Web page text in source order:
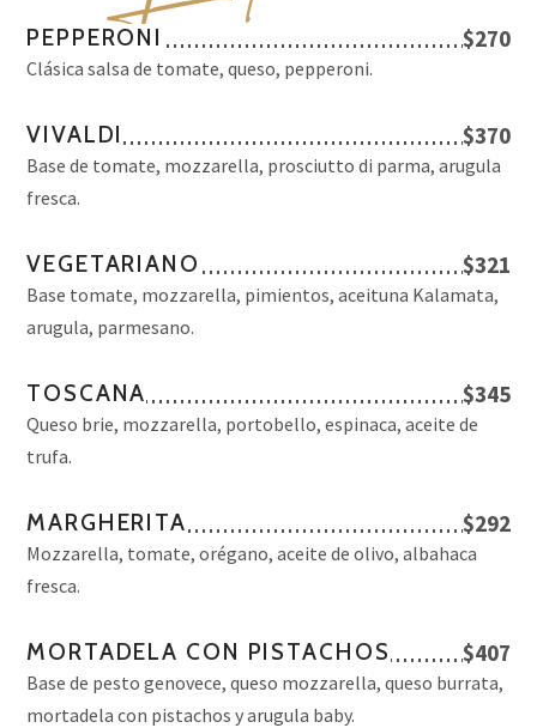
PEPPERONI
Clásica salsa de tomate, queso, pepperoni.
$270
VIVALDI
Base de tomate, mozzarella, prosciutto di parma, arugula
fresca.
$370
VEGETARIANO
Base tomate, mozzarella, pimientos, aceituna Kalamata,
arugula, parmesano.
$321
TOSCANA
Queso brie, mozzarella, portobello, espinaca, aceite de
trufa.
$345
MARGHERITA
Mozzarella, tomate, orégano, aceite de olivo, albahaca
fresca.
$292
MORTADELA CON PISTACHOS
Base de pesto genovece, queso mozzarella, queso burrata,
mortadela con pistachos y arugula baby.
$407